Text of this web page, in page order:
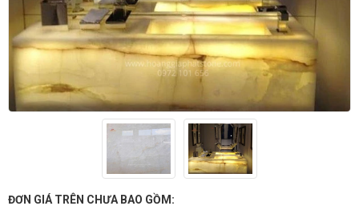
ĐƠN GIÁ TRÊN CHƯA BAO GỒM: